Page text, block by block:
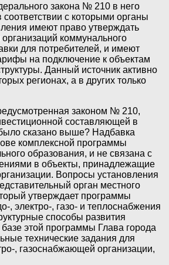
закона № 210 в него
с которыми органы
имеют право утверждать
коммунального
для потребителей, и имеют
на подключение к объектам
Данный источник активно
регионах, а в других только
законом № 210,
составляющей в
сказано выше? Надбавка
комплексной программы
образования, и не связана с
в объекты, принадлежащие
Вопросы установления
орган местного
утверждает программы
, электро-, газо- и теплоснабжения
способы развития
этой программы Глава города
технические задания для
, газоснабжающей организации,